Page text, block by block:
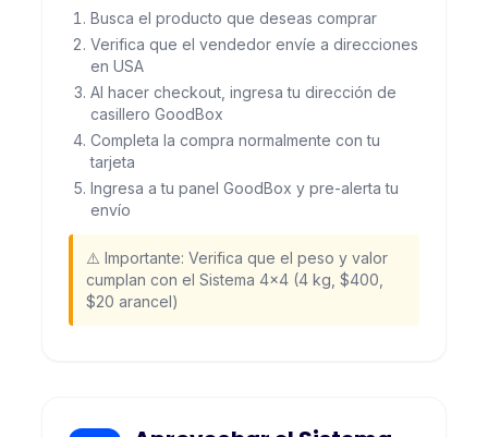
Busca el producto que deseas comprar
Verifica que el vendedor envíe a direcciones
en USA
Al hacer checkout, ingresa tu dirección de
casillero GoodBox
Completa la compra normalmente con tu
tarjeta
Ingresa a tu panel GoodBox y pre-alerta tu
envío
⚠️ Importante: Verifica que el peso y valor
cumplan con el Sistema 4x4 (4 kg, $400,
$20 arancel)